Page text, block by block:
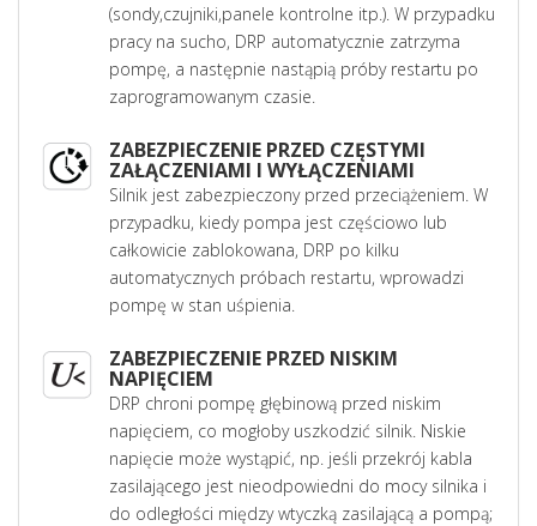
(sondy,czujniki,panele kontrolne itp.). W przypadku
pracy na sucho, DRP automatycznie zatrzyma
pompę, a następnie nastąpią próby restartu po
zaprogramowanym czasie.
ZABEZPIECZENIE PRZED CZĘSTYMI
ZAŁĄCZENIAMI I WYŁĄCZENIAMI
Silnik jest zabezpieczony przed przeciążeniem. W
przypadku, kiedy pompa jest częściowo lub
całkowicie zablokowana, DRP po kilku
automatycznych próbach restartu, wprowadzi
pompę w stan uśpienia.
ZABEZPIECZENIE PRZED NISKIM
NAPIĘCIEM
DRP chroni pompę głębinową przed niskim
napięciem, co mogłoby uszkodzić silnik. Niskie
napięcie może wystąpić, np. jeśli przekrój kabla
zasilającego jest nieodpowiedni do mocy silnika i
do odległości między wtyczką zasilającą a pompą;